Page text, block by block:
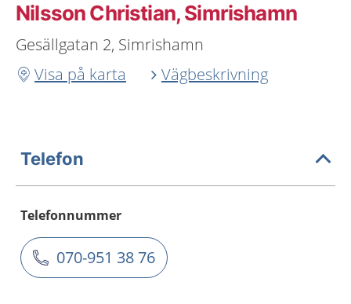
Nilsson Christian, Simrishamn
Gesällgatan 2, Simrishamn
Visa på karta
Vägbeskrivning
Telefon
Telefonnummer
070-951 38 76